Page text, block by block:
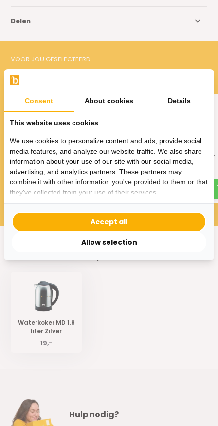
Delen
VOOR JOU GESELECTEERD
Gerelateerde producten
Waterkoker Bavary LED 1.8
Liter
22,50
Waterkoker MD 1.8 liter
19,-
Waterkoker MD 1.8
liter Zilver
19,-
Hulp nodig?
Consent About cookies Details
This website uses cookies
We use cookies to personalize content and ads, provide social
media features, and analyze our website traffic. We also share
information about your use of our site with our social media,
advertising, and analytics partners. These partners may
combine it with other information you've provided to them or that
they've collected from your use of their services.
Allow selection
Accept all